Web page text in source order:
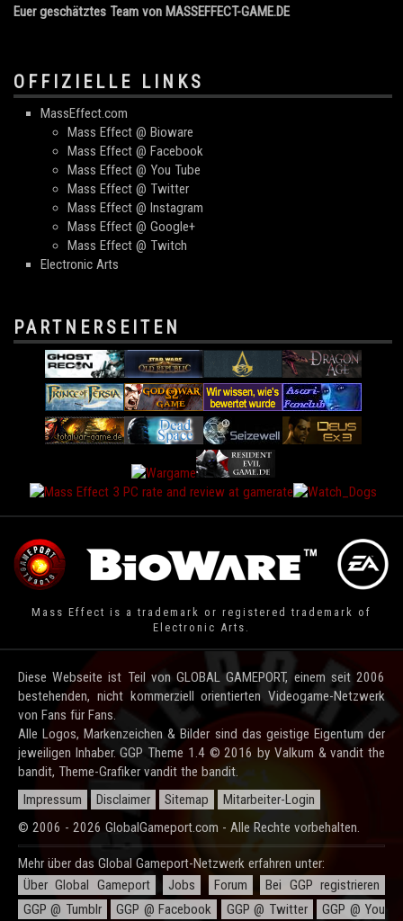
Euer geschätztes Team von MASSEFFECT-GAME.DE
OFFIZIELLE LINKS
MassEffect.com
Mass Effect @ Bioware
Mass Effect @ Facebook
Mass Effect @ You Tube
Mass Effect @ Twitter
Mass Effect @ Instagram
Mass Effect @ Google+
Mass Effect @ Twitch
Electronic Arts
PARTNERSEITEN
Mass Effect is a trademark or registered trademark of
Electronic Arts.
Diese Webseite ist Teil von GLOBAL GAMEPORT, einem seit 2006
bestehenden, nicht kommerziell orientierten Videogame-Netzwerk
von Fans für Fans.
Alle Logos, Markenzeichen & Bilder sind das geistige Eigentum der
jeweiligen Inhaber. GGP Theme 1.4 © 2016 by Valkum & vandit the
bandit, Theme-Grafiker vandit the bandit.
Impressum
Disclaimer Sitemap
Mitarbeiter-Login
© 2006 - 2026 GlobalGameport.com - Alle Rechte vorbehalten.
Mehr über das Global Gameport-Netzwerk erfahren unter:
Über Global Gameport
Jobs Forum
Bei GGP registrieren
GGP @ Tumblr
GGP @ Facebook GGP @ Twitter GGP @ You